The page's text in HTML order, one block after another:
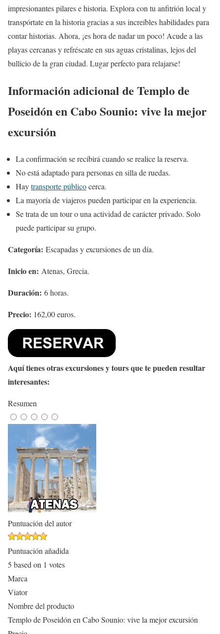
impresionantes pilares e historia. Explora con tu anfitrión local y
transpórtate en la historia gracias a sus increíbles habilidades para
contar historias. Ahora, ¡es hora de nadar un poco! Acude a las
playas cercanas y refréscate en sus aguas cristalinas, lejos del
bullicio de la gran ciudad. Lugar perfecto para relajarse!
Información adicional de Templo de
Poseidón en Cabo Sounio: vive la mejor
excursión
La confirmación se recibirá cuando se realice la reserva.
No está adaptado para personas en silla de ruedas.
Haytransporte públicocerca.
La mayoría de viajeros pueden participar en la experiencia.
Se trata de un tour o una actividad de carácter privado. Solo
puede participar su grupo.
Categoría: Escapadas y excursiones de un día.
Inicio en: Atenas, Grecia.
Duración: 6 horas.
Precio: 162,00 euros.
Aquí tienes otras excursiones y tours que te pueden resultar
interesantes:
Resumen
Puntuación del autor
Puntuación añadida
5 based on 1 votes
Marca
Viator
Nombre del producto
Templo de Poseidón en Cabo Sounio: vive la mejor excursión